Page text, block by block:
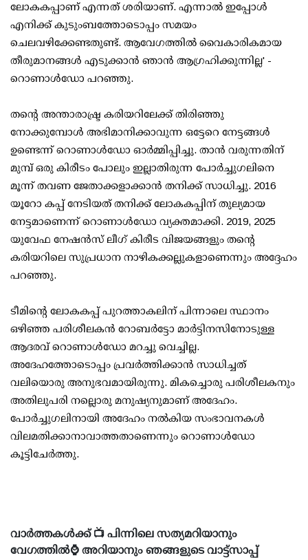
ലോകകപ്പാണ് എന്നത് ശരിയാണ്. എന്നാല്‍ ഇപ്പോള്‍
എനിക്ക് കുടുംബത്തോടൊപ്പം സമയം
ചെലവഴിക്കേണ്ടതുണ്ട്. ആവേഗത്തില്‍ വൈകാരികമായ
തീരുമാനങ്ങള്‍ എടുക്കാന്‍ ഞാന്‍ ആഗ്രഹിക്കുന്നില്ല' -
റൊണാള്‍ഡോ പറഞ്ഞു.
തന്റെ അന്താരാഷ്ട്ര കരിയറിലേക്ക് തിരിഞ്ഞു
നോക്കുമ്പോള്‍ അഭിമാനിക്കാവുന്ന ഒട്ടേറെ നേട്ടങ്ങള്‍
ഉണ്ടെന്ന് റൊണാള്‍ഡോ ഓര്‍മ്മിപ്പിച്ചു. താന്‍ വരുന്നതിന്
മുമ്പ് ഒരു കിരീടം പോലും ഇല്ലാതിരുന്ന പോര്‍ച്ചുഗലിനെ
മൂന്ന് തവണ ജേതാക്കളാക്കാന്‍ തനിക്ക് സാധിച്ചു. 2016
യൂറോ കപ്പ് നേടിയത് തനിക്ക് ലോകകപ്പിന് തുല്യമായ
നേട്ടമാണെന്ന് റൊണാള്‍ഡോ വ്യക്തമാക്കി. 2019, 2025
യുവേഫ നേഷന്‍സ് ലീഗ് കിരീട വിജയങ്ങളും തന്റെ
കരിയറിലെ സുപ്രധാന നാഴികക്കല്ലുകളാണെന്നും അദ്ദേഹം
പറഞ്ഞു.
ടീമിന്റെ ലോകകപ്പ് പുറത്താകലിന് പിന്നാലെ സ്ഥാനം
ഒഴിഞ്ഞ പരിശീലകന്‍ റോബര്‍ട്ടോ മാര്‍ട്ടിനസിനോടുള്ള
ആദരവ് റൊണാള്‍ഡോ മറച്ചു വെച്ചില്ല.
അദേഹത്തോടൊപ്പം പ്രവര്‍ത്തിക്കാന്‍ സാധിച്ചത്
വലിയൊരു അനുഭവമായിരുന്നു. മികച്ചൊരു പരിശീലകനും
അതിലുപരി നല്ലൊരു മനുഷ്യനുമാണ് അദേഹം.
പോര്‍ച്ചുഗലിനായി അദേഹം നല്‍കിയ സംഭാവനകള്‍
വിലമതിക്കാനാവാത്തതാണെന്നും റൊണാള്‍ഡോ
കൂട്ടിചേര്‍ത്തു.
വാർത്തകൾക്ക് 📺 പിന്നിലെ സത്യമറിയാനും
വേഗത്തിൽ⌚ അറിയാനും ഞങ്ങളുടെ വാട്ട്സാപ്പ്